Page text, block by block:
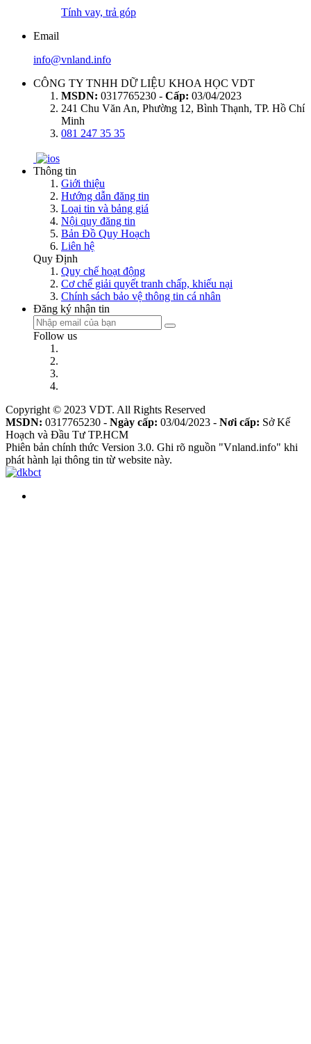
Tính vay, trả góp
Email
info@vnland.info
CÔNG TY TNHH DỮ LIỆU KHOA HỌC VDT
MSDN: 0317765230 - Cấp: 03/04/2023
241 Chu Văn An, Phường 12, Bình Thạnh, TP. Hồ Chí
Minh
081 247 35 35
Thông tin
Giới thiệu
Hướng dẫn đăng tin
Loại tin và bảng giá
Nội quy đăng tin
Bản Đồ Quy Hoạch
Liên hệ
Quy Định
Quy chế hoạt động
Cơ chế giải quyết tranh chấp, khiếu nại
Chính sách bảo vệ thông tin cá nhân
Đăng ký nhận tin
Follow us
Copyright © 2023 VDT. All Rights Reserved
MSDN: 0317765230 - Ngày cấp: 03/04/2023 - Nơi cấp: Sở Kế
Hoạch và Đầu Tư TP.HCM
Phiên bản chính thức Version 3.0. Ghi rõ nguồn "Vnland.info" khi
phát hành lại thông tin từ website này.